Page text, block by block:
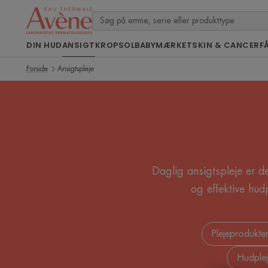
DIN HUDANSIGTKROPSOLBABYMÆRKETSKIN & CANCER
Forside Ansigtspleje
Daglig ansigtspleje er
og effektive